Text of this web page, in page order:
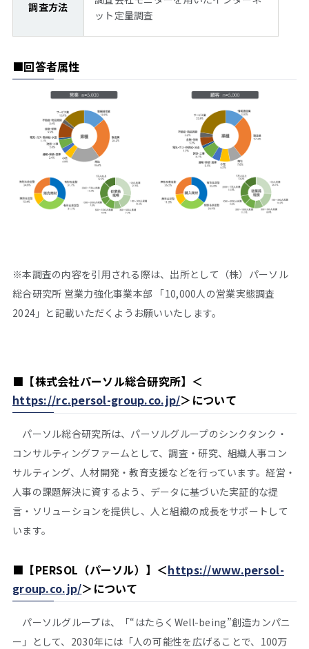
調査方法
ット定量調査
■回答者属性
※本調査の内容を引用される際は、出所として（株）パーソル
総合研究所 営業力強化事業本部 「10,000人の営業実態調査
2024」と記載いただくようお願いいたします。
■【株式会社パーソル総合研究所】＜
https://rc.persol-group.co.jp/＞について
パーソル総合研究所は、パーソルグループのシンクタンク・
コンサルティングファームとして、調査・研究、組織人事コン
サルティング、人材開発・教育支援などを行っています。経営・
人事の課題解決に資するよう、データに基づいた実証的な提
言・ソリューションを提供し、人と組織の成長をサポートして
います。
■【PERSOL（パーソル）】＜https://www.persol-
group.co.jp/＞について
パーソルグループは、「“はたらくWell-being”創造カンパニ
ー」として、2030年には「人の可能性を広げることで、100万